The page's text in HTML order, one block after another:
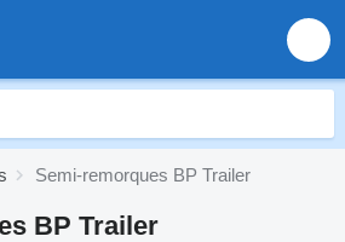
Semi-remorques BP Trailer
BP Trailer